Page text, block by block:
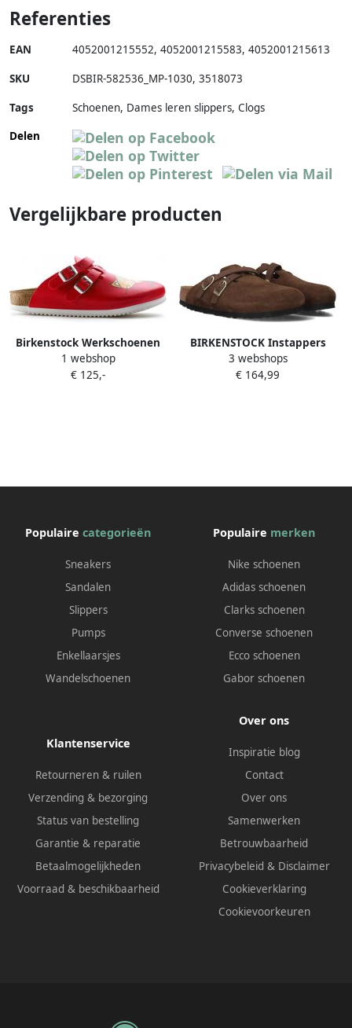
Referenties
EAN 4052001215552, 4052001215583, 4052001215613
SKU DSBIR-582536_MP-1030, 3518073
Tags
Schoenen, Dames leren slippers, Clogs
Delen
Vergelijkbare producten
Birkenstock Werkschoenen
KAY SL Clog zwenkbaar en
verstelbaar hielriempje
1 webshop
€ 125,-
BIRKENSTOCK Instappers
Dames Blair Maat: 43
Materiaal: Suède Kleur: Bruin
3 webshops
€ 164,99
Populaire categorieën
Sneakers
Sandalen
Slippers
Pumps
Enkellaarsjes
Wandelschoenen
Populaire merken
Nike schoenen
Adidas schoenen
Clarks schoenen
Converse schoenen
Ecco schoenen
Gabor schoenen
Klantenservice
Retourneren & ruilen
Verzending & bezorging
Status van bestelling
Garantie & reparatie
Betaalmogelijkheden
Voorraad & beschikbaarheid
Over ons
Inspiratie blog
Contact
Over ons
Samenwerken
Betrouwbaarheid
Privacybeleid & Disclaimer
Cookieverklaring
Cookievoorkeuren